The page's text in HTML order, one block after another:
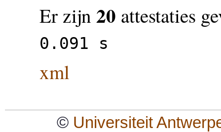
Er zijn 20 attestaties
0.091 s
xml
© Universiteit